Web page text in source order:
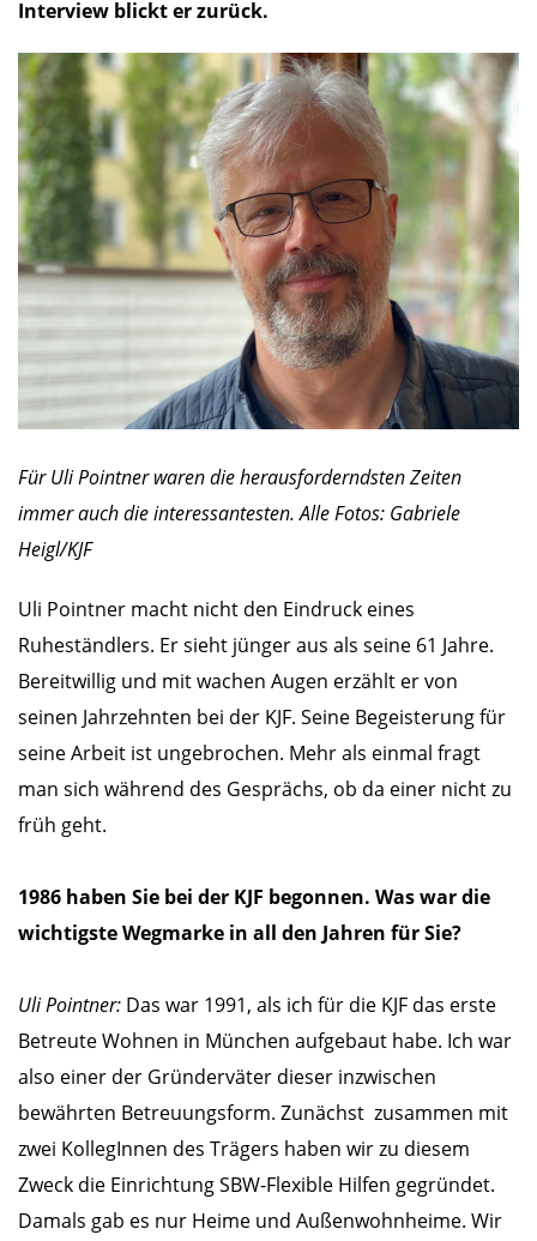
Interview blickt er zurück.
Für Uli Pointner waren die herausforderndsten Zeiten
immer auch die interessantesten. Alle Fotos: Gabriele
Heigl/KJF
Uli Pointner macht nicht den Eindruck eines
Ruheständlers. Er sieht jünger aus als seine 61 Jahre.
Bereitwillig und mit wachen Augen erzählt er von
seinen Jahrzehnten bei der KJF. Seine Begeisterung für
seine Arbeit ist ungebrochen. Mehr als einmal fragt
man sich während des Gesprächs, ob da einer nicht zu
früh geht.
1986 haben Sie bei der KJF begonnen. Was war die
wichtigste Wegmarke in all den Jahren für Sie?
Uli Pointner: Das war 1991, als ich für die KJF das erste
Betreute Wohnen in München aufgebaut habe. Ich war
also einer der Gründerväter dieser inzwischen
bewährten Betreuungsform. Zunächst zusammen mit
zwei KollegInnen des Trägers haben wir zu diesem
Zweck die Einrichtung SBW-Flexible Hilfen gegründet.
Damals gab es nur Heime und Außenwohnheime. Wir